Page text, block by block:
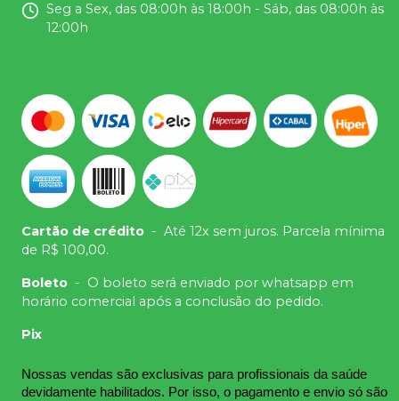
Seg a Sex, das 08:00h às 18:00h - Sáb, das 08:00h às
12:00h
Cartão de crédito - Até 12x sem juros. Parcela mínima
de R$ 100,00.
Boleto - O boleto será enviado por whatsapp em
horário comercial após a conclusão do pedido.
Pix
Nossas vendas são exclusivas para profissionais da saúde
devidamente habilitados. Por isso, o pagamento e envio só são